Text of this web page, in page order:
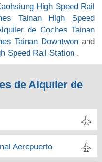
High Speed Rail
Tainan High Speed
de Coches Tainan
Tainan Downtwon and
Speed Rail Station .
de Alquiler de
Aeropuerto